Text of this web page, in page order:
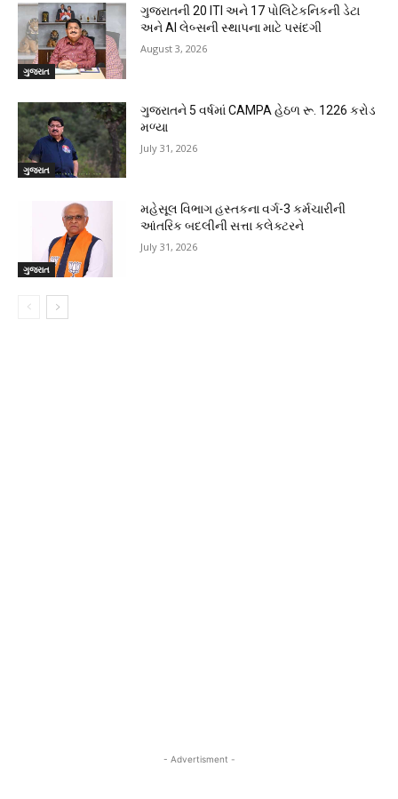
ગુજરાત
ગુજરાતની 20 ITI અને 17 પોલિટેકનિકની ડેટા
અને AI લેબ્સની સ્થાપના માટે પસંદગી
August 3, 2026
ગુજરાત
ગુજરાતને 5 વર્ષમાં CAMPA હેઠળ રૂ. 1226 કરોડ
મળ્યા
July 31, 2026
ગુજરાત
મહેસૂલ વિભાગ હસ્તકના વર્ગ-3 કર્મચારીની
આંતરિક બદલીની સત્તા કલેક્ટરને
July 31, 2026
- Advertisment -